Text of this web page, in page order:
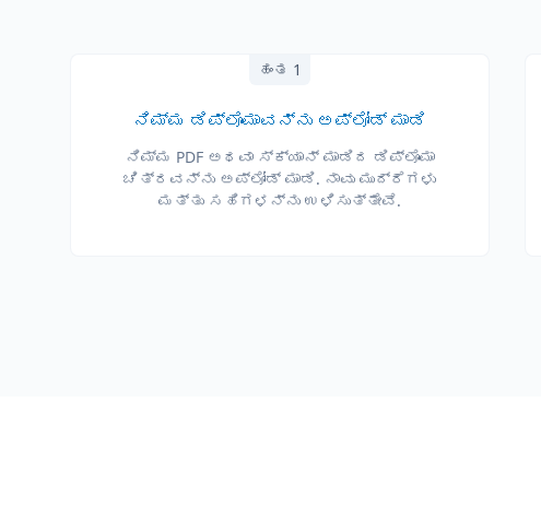
ಹಂತ 1
ನಿಮ್ಮ ಡಿಪ್ಲೊಮಾವನ್ನು ಅಪ್‌ಲೋಡ್ ಮಾಡಿ
ನಿಮ್ಮ PDF ಅಥವಾ ಸ್ಕ್ಯಾನ್ ಮಾಡಿದ ಡಿಪ್ಲೊಮಾ
ಚಿತ್ರವನ್ನು ಅಪ್‌ಲೋಡ್ ಮಾಡಿ. ನಾವು ಮುದ್ರೆಗಳು
ಮತ್ತು ಸಹಿಗಳನ್ನು ಉಳಿಸುತ್ತೇವೆ.